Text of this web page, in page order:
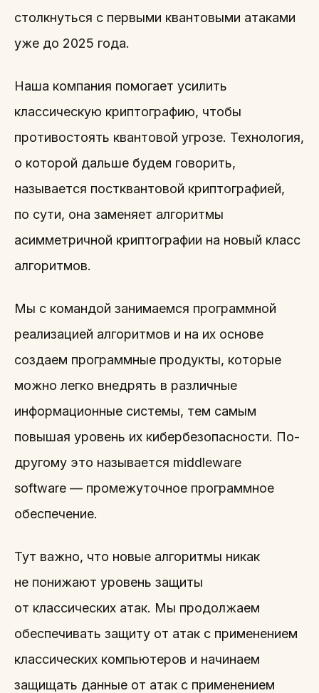
столкнуться с первыми квантовыми атаками
уже до 2025 года.
Наша компания помогает усилить
классическую криптографию, чтобы
противостоять квантовой угрозе. Технология,
о которой дальше будем говорить,
называется постквантовой криптографией,
по сути, она заменяет алгоритмы
асимметричной криптографии на новый класс
алгоритмов.
Мы с командой занимаемся программной
реализацией алгоритмов и на их основе
создаем программные продукты, которые
можно легко внедрять в различные
информационные системы, тем самым
повышая уровень их кибербезопасности. По-
другому это называется middleware
software — промежуточное программное
обеспечение.
Тут важно, что новые алгоритмы никак
не понижают уровень защиты
от классических атак. Мы продолжаем
обеспечивать защиту от атак с применением
классических компьютеров и начинаем
защищать данные от атак с применением